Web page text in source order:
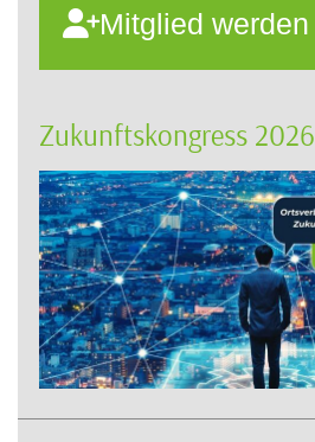
Mitglied werden
Zukunftskongress 2026